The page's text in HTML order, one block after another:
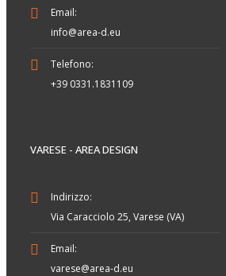
Email:
info@area-d.eu
Telefono:
+39 0331.1831109
VARESE - AREA DESIGN
Indirizzo:
Via Caracciolo 25, Varese (VA)
Email:
varese@area-d.eu